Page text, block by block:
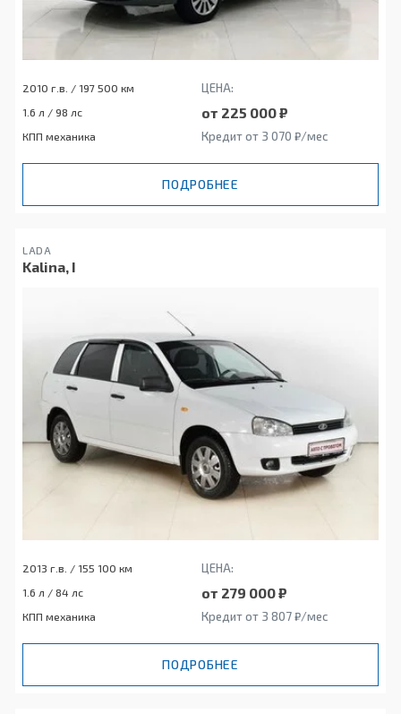
2010 г.в. / 197 500 км ЦЕНА:
1.6 л / 98 лс от 225 000 ₽
КПП механика Кредит от 3 070 ₽/мес
ПОДРОБНЕЕ
LADA
Kalina, I
2013 г.в. / 155 100 км ЦЕНА:
1.6 л / 84 лс от 279 000 ₽
КПП механика Кредит от 3 807 ₽/мес
ПОДРОБНЕЕ